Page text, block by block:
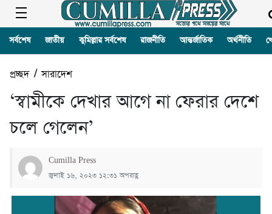
সর্বশেষ জাতীয় কুমিল্লার সর্বশেষ রাজনীতি আন্তর্জাতিক অর্থনীতি
প্রচ্ছদ/সারাদেশ
‘স্বামীকে দেখার আগে না ফেরার দেশে
চলে গেলেন’
Cumilla Press
জুলাই ১৬, ২০২৩ ১২:৩১ অপরাহ্ণ